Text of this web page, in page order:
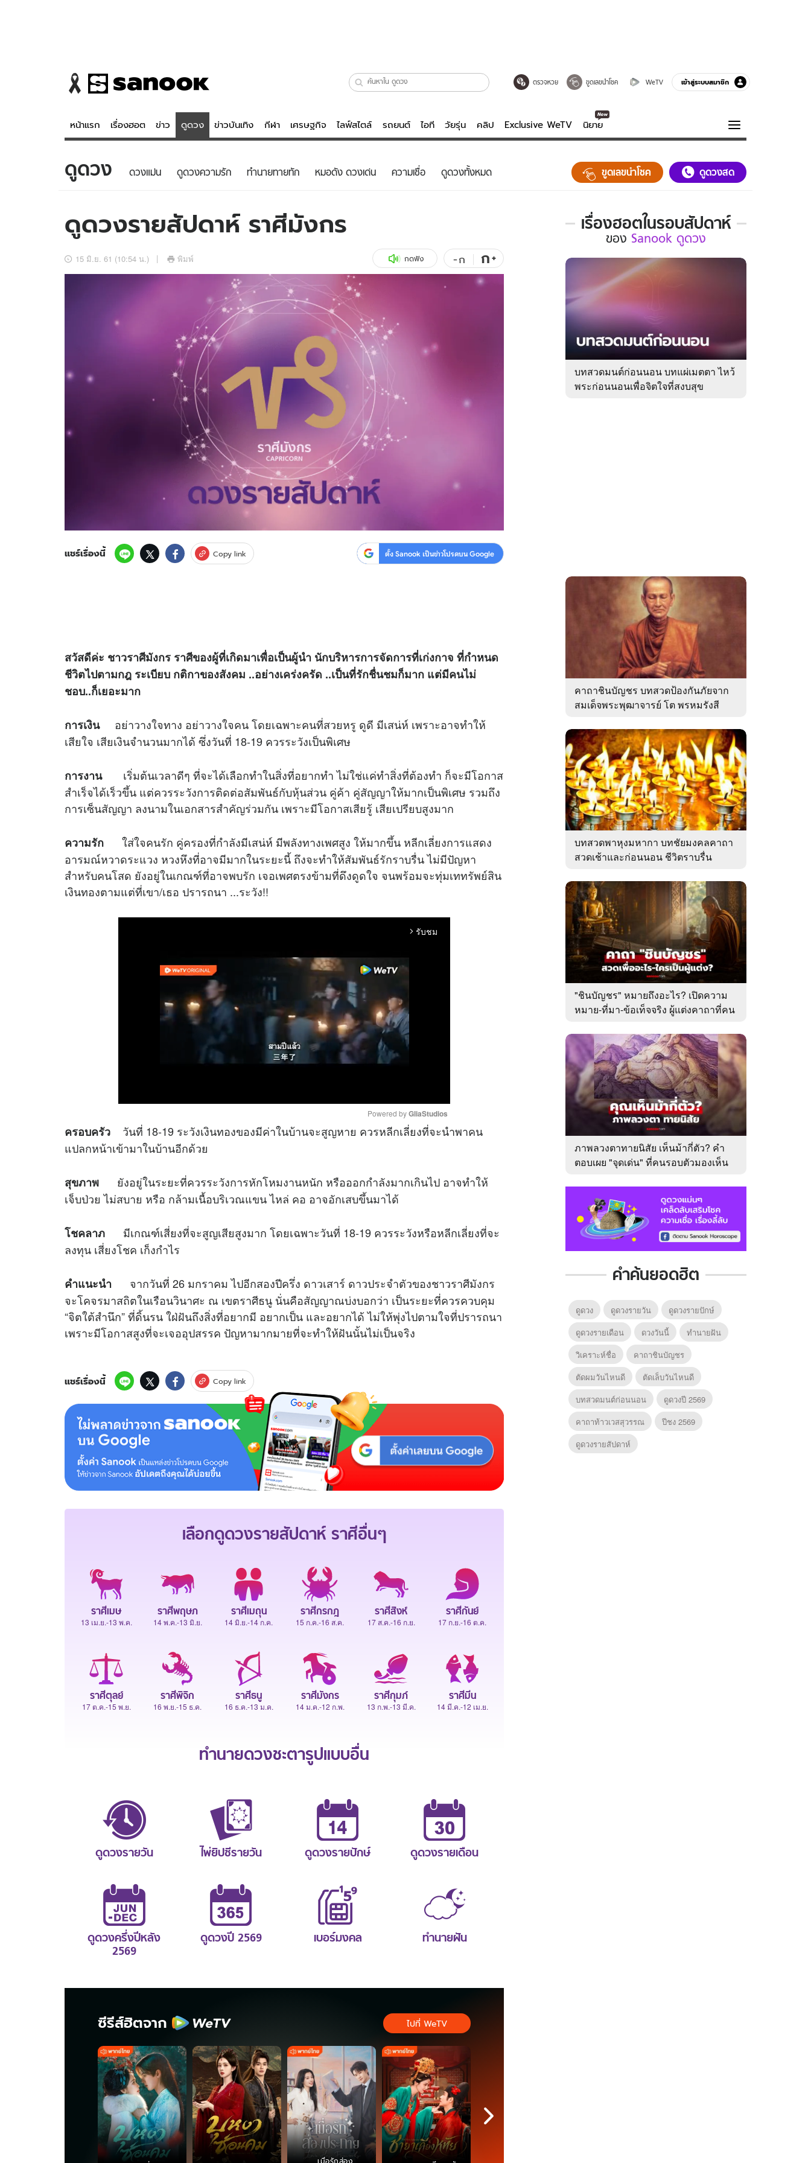
ตรวจหวย ขูดเลขนำโชค WeTV เข้าสู่ระบบสมาชิก
หน้าแรก เรื่องฮอต ข่าว ดูดวง ข่าวบันเทิง กีฬา เศรษฐกิจ ไลฟ์สไตล์ รถยนต์ ไอที วัยรุ่น คลิป Exclusive WeTV นิยาย
ข่าว
ข่าวบันเทิง
ดูดวง - ตรวจหวย
สถิติหวยไทย
ไลฟ์สไตล์
รถยนต์
สุขภาพ
เที่ยว-กิน
Tasteful Thailand
Sanook Choice
คลิป
พอดแคสต์
ความรู้รอบตัว
ฮาวทู
ดาวน์โหลดสนุกแอปฟรี ติดตามสนุกโซเชียลได้ที่
บริษัท อิมเมจ ฟิวเจอร์ (ประเทศไทย) จำกัด
ดูดวง ดวงแม่น ดูดวงความรัก ทํานายทายทัก หมอดัง ดวงเด่น ความเชื่อ ดูดวงทั้งหมด ขูดเลขนำโชค ดูดวงสด
ดูดวงรายสัปดาห์ ราศีมังกร
15 มิ.ย. 61 (10:54 น.) พิมพ์ กดฟัง -ก ก+
แชร์เรื่องนี้ Copy link ตั้ง Sanook เป็นข่าวโปรดบน Google
สวัสดีค่ะ ชาวราศีมังกร ราศีของผู้ที่เกิดมาเพื่อเป็นผู้นำ นักบริหารการจัดการที่เก่งกาจ ที่กำหนด
ชีวิตไปตามกฎ ระเบียบ กติกาของสังคม ..อย่างเคร่งครัด ..เป็นที่รักชื่นชมก็มาก แต่มีคนไม่
ชอบ..ก็เยอะมาก
การเงิน
อย่าวางใจทาง อย่าวางใจคน โดยเฉพาะคนที่สวยหรู ดูดี มีเสน่ห์ เพราะอาจทำให้
เสียใจ เสียเงินจำนวนมากได้ ซึ่งวันที่ 18-19 ควรระวังเป็นพิเศษ
การงาน
เริ่มต้นเวลาดีๆ ที่จะได้เลือกทำในสิ่งที่อยากทำ ไม่ใช่แค่ทำสิ่งที่ต้องทำ ก็จะมีโอกาส
สำเร็จได้เร็วขึ้น แต่ควรระวังการติดต่อสัมพันธ์กับหุ้นส่วน คู่ค้า คู่สัญญาให้มากเป็นพิเศษ รวมถึง
การเซ็นสัญญา ลงนามในเอกสารสำคัญร่วมกัน เพราะมีโอกาสเสียรู้ เสียเปรียบสูงมาก
ความรัก
ใส่ใจคนรัก คู่ครองที่กำลังมีเสน่ห์ มีพลังทางเพศสูง ให้มากขึ้น หลีกเลี่ยงการแสดง
อารมณ์หวาดระแวง หวงหึงที่อาจมีมากในระยะนี้ ถึงจะทำให้สัมพันธ์รักราบรื่น ไม่มีปัญหา
สำหรับคนโสด ยังอยู่ในเกณฑ์ที่อาจพบรัก เจอเพศตรงข้ามที่ดึงดูดใจ จนพร้อมจะทุ่มเททรัพย์สิน
เงินทองตามแต่ที่เขา/เธอ ปรารถนา ...ระวัง!!
arrow_forward_ios รับชม
t
e
Powered by GliaStudios
ครอบครัว
วันที่ 18-19 ระวังเงินทองของมีค่าในบ้านจะสูญหาย ควรหลีกเลี่ยงที่จะนำพาคน
แปลกหน้าเข้ามาในบ้านอีกด้วย
สุขภาพ
ยังอยู่ในระยะที่ควรระวังการหักโหมงานหนัก หรือออกกำลังมากเกินไป อาจทำให้
เจ็บป่วย ไม่สบาย หรือ กล้ามเนื้อบริเวณแขน ไหล่ คอ อาจอักเสบขึ้นมาได้
โชคลาภ
มีเกณฑ์เสี่ยงที่จะสูญเสียสูงมาก โดยเฉพาะวันที่ 18-19 ควรระวังหรือหลีกเลี่ยงที่จะ
ลงทุน เสี่ยงโชค เก็งกำไร
คำแนะนำ
จากวันที่ 26 มกราคม ไปอีกสองปีครึ่ง ดาวเสาร์ ดาวประจำตัวของชาวราศีมังกร
จะโคจรมาสถิตในเรือนวินาศะ ณ เขตราศีธนู นั่นคือสัญญาณบ่งบอกว่า เป็นระยะที่ควรควบคุม
“จิตใต้สำนึก” ที่ดิ้นรน ใฝ่ฝันถึงสิ่งที่อยากมี อยากเป็น และอยากได้ ไม่ให้พุ่งไปตามใจที่ปรารถนา
เพราะมีโอกาสสูงที่จะเจออุปสรรค ปัญหามากมายที่จะทำให้ฝันนั้นไม่เป็นจริง
แชร์เรื่องนี้ Copy link
เลือกดูดวงรายสัปดาห์ราศีอื่นๆ
ราศีเมษ
13 เม.ย.-13 พ.ค.
ราศีพฤษภ
14 พ.ค.-13 มิ.ย.
ราศีเมถุน
14 มิ.ย.-14 ก.ค.
ราศีกรกฎ
15 ก.ค.-16 ส.ค.
ราศีสิงห์
17 ส.ค.-16 ก.ย.
ราศีกันย์
17 ก.ย.-16 ต.ค.
ราศีตุลย์
17 ต.ค.-15 พ.ย.
ราศีพิจิก
16 พ.ย.-15 ธ.ค.
ราศีธนู
16 ธ.ค.-13 ม.ค.
ราศีมังกร
14 ม.ค.-12 ก.พ.
ราศีกุมภ์
13 ก.พ.-13 มี.ค.
ราศีมีน
14 มี.ค.-12 เม.ย.
ทำนายดวงชะตารูปแบบอื่น
ดูดวงรายวัน ไพ่ยิปซีรายวัน ดูดวงรายปักษ์ ดูดวงรายเดือน
ดูดวงครึ่งปีหลัง
2569
ดูดวงปี 2569 เบอร์มงคล ทำนายฝัน
ซีรีส์ฮิตจาก
เมื่อรักส่อง
ไปที่ WeTV
เรื่องฮอตในรอบสัปดาห์
เรื่อง
ใน
รอบ
ของ
Sanook
ดูด
ของ Sanook ดูดวง
บทสวดมนต์ก่อนนอน บทแผ่เมตตา ไหว้
พระก่อนนอนเพื่อจิตใจที่สงบสุข
คาถาชินบัญชร บทสวดป้องกันภัยจาก
สมเด็จพระพุฒาจารย์ โต พรหมรังสี
บทสวดพาหุงมหากา บทชัยมงคลคาถา
สวดเช้าและก่อนนอน ชีวิตราบรื่น
"ชินบัญชร" หมายถึงอะไร? เปิดความ
หมาย-ที่มา-ข้อเท็จจริง ผู้แต่งคาถาที่คน
ภาพลวงตาทายนิสัย เห็นม้ากี่ตัว? คำ
ตอบเผย "จุดเด่น" ที่คนรอบตัวมองเห็น
คำค้นยอดฮิต
ดูดวง ดูดวงรายวัน
ดูดวงรายปักษ์
ดูดวงรายเดือน
ดวงวันนี้
ทํานายฝัน
วิเคราะห์ชื่อ
คาถาชินบัญชร
ตัดผมวันไหนดี
ตัดเล็บวันไหนดี
บทสวดมนต์ก่อนนอน
ดูดวงปี 2569
คาถาท้าวเวสสุวรรณ
ปีชง 2569
ดูดวงรายสัปดาห์